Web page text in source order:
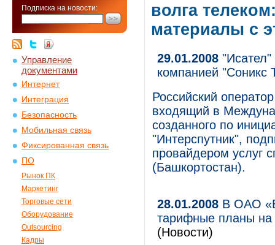
Подписка на новости:
Управление
документами
Интернет
Интеграция
Безопасность
Мобильная связь
Фиксированная связь
ПО
Рынок ПК
Маркетинг
Торговые сети
Оборудование
Outsourcing
Кадры
волга
материалы с
29.01.2008 "Исател"
компанией "Соникс
Российский
входящий в
созданного по
"Интерспутник",
провайдером услуг
(Башкортостан).
28.01.2008 В ОАО
тарифные планы на
(Новости)